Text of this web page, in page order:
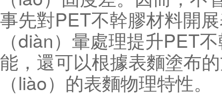
事先對PET不幹膠材料開
（diàn）暈處理提升PET
能，還可以根據表麵塗布
（liào）的表麵物理特性。